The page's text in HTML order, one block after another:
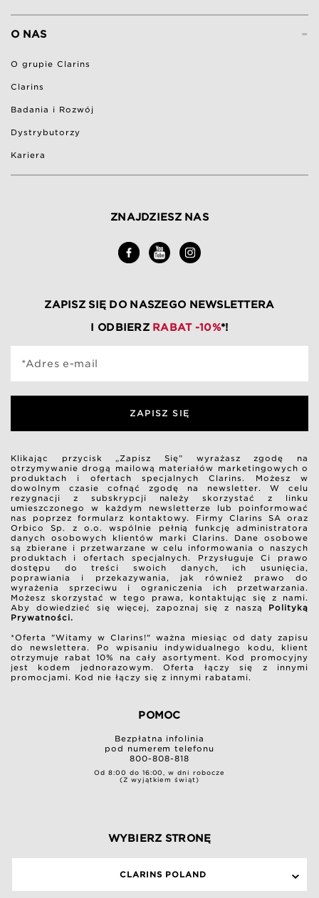
-
O NAS
O grupie Clarins
Clarins
Badania i Rozwój
Dystrybutorzy
Kariera
ZNAJDZIESZ NAS
ZAPISZ SIĘ DO NASZEGO NEWSLETTERA
I ODBIERZ RABAT -10%*!
*Adres e-mail
ZAPISZ SIĘ
Klikając przycisk „Zapisz Się” wyrażasz zgodę na
otrzymywanie drogą mailową materiałów marketingowych o
produktach i ofertach specjalnych Clarins. Możesz w
dowolnym czasie cofnąć zgodę na newsletter. W celu
rezygnacji z subskrypcji należy skorzystać z linku
umieszczonego w każdym newsletterze lub poinformować
nas poprzez formularz kontaktowy. Firmy Clarins SA oraz
Orbico Sp. z o.o. wspólnie pełnią funkcję administratora
danych osobowych klientów marki Clarins. Dane osobowe
są zbierane i przetwarzane w celu informowania o naszych
produktach i ofertach specjalnych. Przysługuje Ci prawo
dostępu do treści swoich danych, ich usunięcia,
poprawiania i przekazywania, jak również prawo do
wyrażenia sprzeciwu i ograniczenia ich przetwarzania.
Możesz skorzystać w tego prawa, kontaktując się z nami.
Aby dowiedzieć się więcej, zapoznaj się z naszą Polityką
Prywatności.
*Oferta "Witamy w Clarins!" ważna miesiąc od daty zapisu
do newslettera. Po wpisaniu indywidualnego kodu, klient
otrzymuje rabat 10% na cały asortyment. Kod promocyjny
jest kodem jednorazowym. Oferta łączy się z innymi
promocjami. Kod nie łączy się z innymi rabatami.
POMOC
Bezpłatna infolinia
pod numerem telefonu
800-808-818
Od 8:00 do 16:00, w dni robocze
(Z wyjątkiem świąt)
WYBIERZ STRONĘ
CLARINS POLAND